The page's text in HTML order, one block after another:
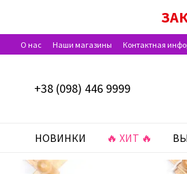
О нас Наши магазины Контактная
Программа лояльности
Отзывы о
+38 (098) 446 9999
НОВИНКИ 🔥 ХИТ 🔥